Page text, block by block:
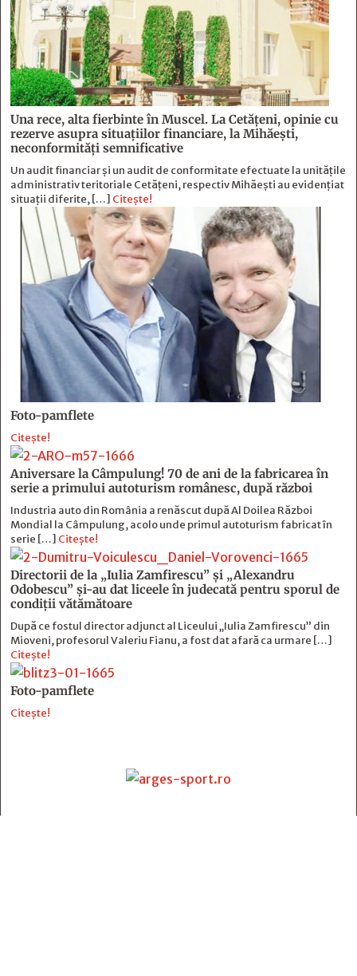
Una rece, alta fierbinte în Muscel. La Cetăţeni, opinie cu
rezerve asupra situaţiilor financiare, la Mihăeşti,
neconformităţi semnificative
Un audit financiar și un audit de conformitate efectuate la unitățile
administrativ teritoriale Cetățeni, respectiv Mihăești au evidențiat
situații diferite, […] Citește!
Foto-pamflete
Citește!
Aniversare la Câmpulung! 70 de ani de la fabricarea în
serie a primului autoturism românesc, după război
Industria auto din România a renăscut după Al Doilea Război
Mondial la Câmpulung, acolo unde primul autoturism fabricat în
serie […] Citește!
Directorii de la „Iulia Zamfirescu” și „Alexandru
Odobescu” și-au dat liceele în judecată pentru sporul de
condiții vătămătoare
După ce fostul director adjunct al Liceului „Iulia Zamfirescu” din
Mioveni, profesorul Valeriu Fianu, a fost dat afară ca urmare […]
Citește!
Foto-pamflete
Citește!